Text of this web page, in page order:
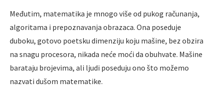
Međutim, matematika je mnogo više od pukog računanja,
algoritama i prepoznavanja obrazaca. Ona poseduje
duboku, gotovo poetsku dimenziju koju mašine, bez obzira
na snagu procesora, nikada neće moći da obuhvate. Mašine
barataju brojevima, ali ljudi poseduju ono što možemo
nazvati dušom matematike.